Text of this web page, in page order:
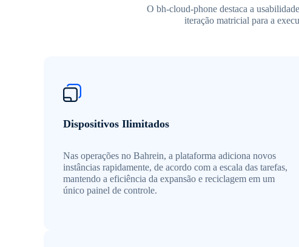
O bh-cloud-phone destaca a
iteração matricial para a
Dispositivos Ilimitados
Nas operações no Bahrein, a plataforma adiciona novos
instâncias rapidamente, de acordo com a escala das tarefas,
mantendo a eficiência da expansão e reciclagem em um
único painel de controle.